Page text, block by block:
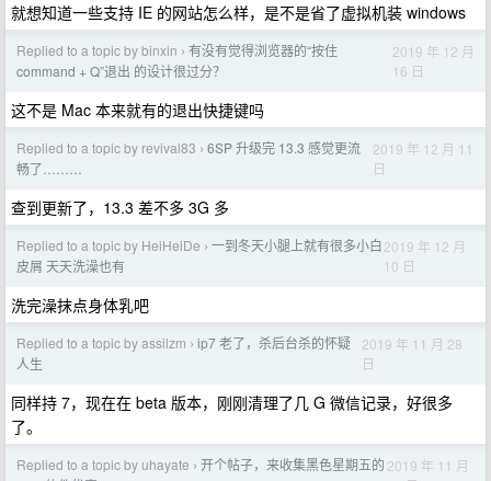
就想知道一些支持 IE 的网站怎么样，是不是省了虚拟机装 windows
Replied to a topic by binxin › 有没有觉得浏览器的“按住
command + Q”退出 的设计很过分？
2019 年 12 月
16 日
这不是 Mac 本来就有的退出快捷键吗
Replied to a topic by revival83 › 6SP 升级完 13.3 感觉更流
畅了………
2019 年 12 月 11
日
查到更新了，13.3 差不多 3G 多
Replied to a topic by HeiHeiDe › 一到冬天小腿上就有很多小白
皮屑 天天洗澡也有
2019 年 12 月
10 日
洗完澡抹点身体乳吧
Replied to a topic by assilzm › ip7 老了，杀后台杀的怀疑
人生
2019 年 11 月 28
日
同样持 7，现在在 beta 版本，刚刚清理了几 G 微信记录，好很多
了。
Replied to a topic by uhayate › 开个帖子，来收集黑色星期五的 2019 年 11 月